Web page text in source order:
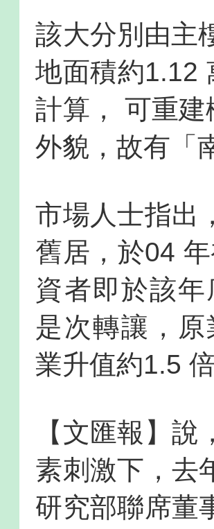
該大分別由主
地面積約1.12
計算， 可重
外貌，故有「
市場人士指出
舊居，於04
資者即於該
是次轉讓，
業升值約1.5
【文匯報】
素刺激下，去
研究部聯席董